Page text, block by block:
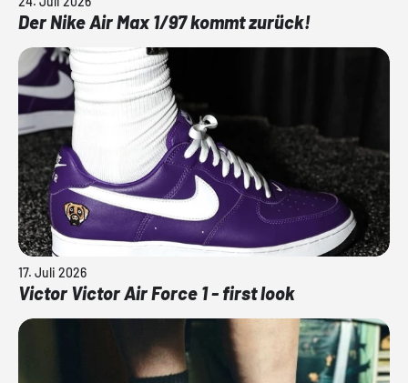
Der Nike Air Max 1/97 kommt zurück!
17. Juli 2026
Victor Victor Air Force 1 - first look